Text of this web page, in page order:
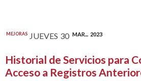
MEJORAS JUEVES 30 MAR... 2023
Historial de Servicios para
Acceso a Registros